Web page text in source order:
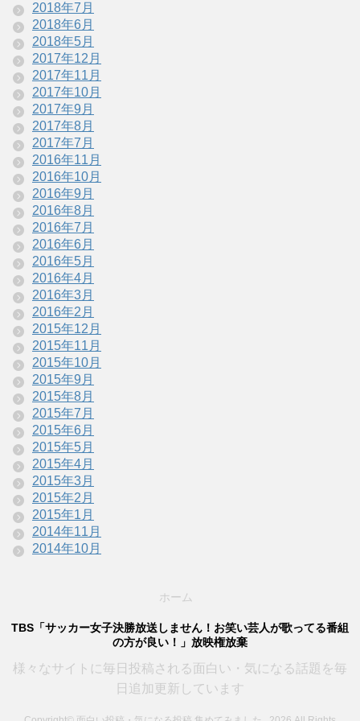
2018年7月
2018年6月
2018年5月
2017年12月
2017年11月
2017年10月
2017年9月
2017年8月
2017年7月
2016年11月
2016年10月
2016年9月
2016年8月
2016年7月
2016年6月
2016年5月
2016年4月
2016年3月
2016年2月
2015年12月
2015年11月
2015年10月
2015年9月
2015年8月
2015年7月
2015年6月
2015年5月
2015年4月
2015年3月
2015年2月
2015年1月
2014年11月
2014年10月
ホーム
TBS「サッカー女子決勝放送しません！お笑い芸人が歌ってる番組
の方が良い！」放映権放棄
様々なサイトに毎日投稿される面白い・気になる話題を毎
日追加更新しています